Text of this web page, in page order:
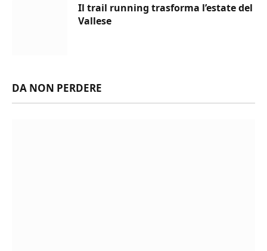
Il trail running trasforma l’estate del
Vallese
DA NON PERDERE